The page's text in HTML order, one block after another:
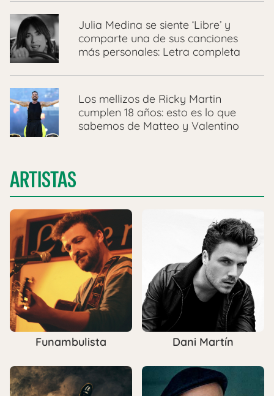
Julia Medina se siente ‘Libre’ y
comparte una de sus canciones
más personales: Letra completa
Los mellizos de Ricky Martin
cumplen 18 años: esto es lo que
sabemos de Matteo y Valentino
ARTISTAS
Funambulista Dani Martín